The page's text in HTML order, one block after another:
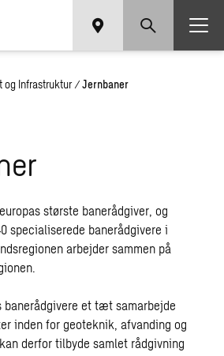
og Infrastruktur / Jernbaner
største banerådgiver, og
specialiserede banerådgivere i
arbejder sammen på
banerådgivere et tæt samarbejde
inden for geoteknik, afvanding og
derfor tilbyde samlet rådgivning